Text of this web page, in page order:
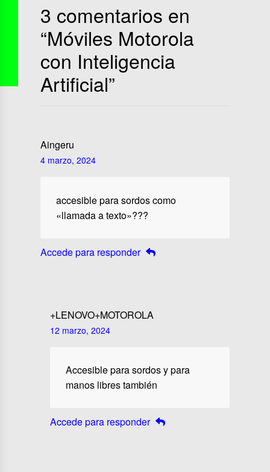
3 comentarios en
“Móviles Motorola
con Inteligencia
Artificial”
Aingeru
4 marzo, 2024
accesible para sordos como
«llamada a texto»???
Accede para responder
+LENOVO+MOTOROLA
12 marzo, 2024
Accesible para sordos y para
manos libres también
Accede para responder